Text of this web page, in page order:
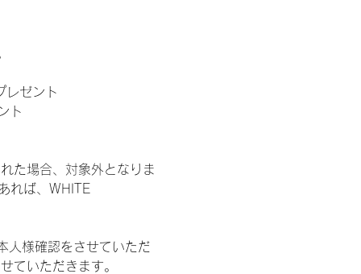
レゼント
ト
た場合、対象外となりま
れば、WHITE
人様確認をさせていただ
ていただきます。